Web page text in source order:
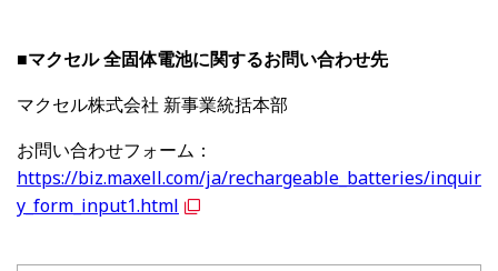
■マクセル 全固体電池に関するお問い合わせ先
マクセル株式会社 新事業統括本部
お問い合わせフォーム：
https://biz.maxell.com/ja/rechargeable_batteries/inquir
y_form_input1.html